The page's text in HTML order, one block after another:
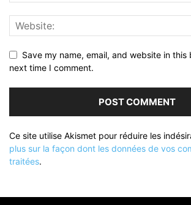
Save my name, email, and website in this
next time I comment.
Ce site utilise Akismet pour réduire les
plus sur la façon dont les données de vos
traitées.